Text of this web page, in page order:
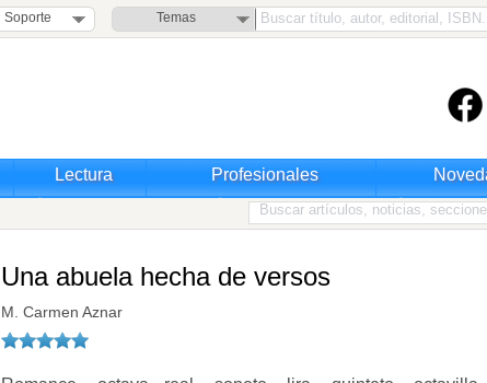
Soporte Temas
Lectura Profesionales
Una abuela hecha de versos
M. Carmen Aznar